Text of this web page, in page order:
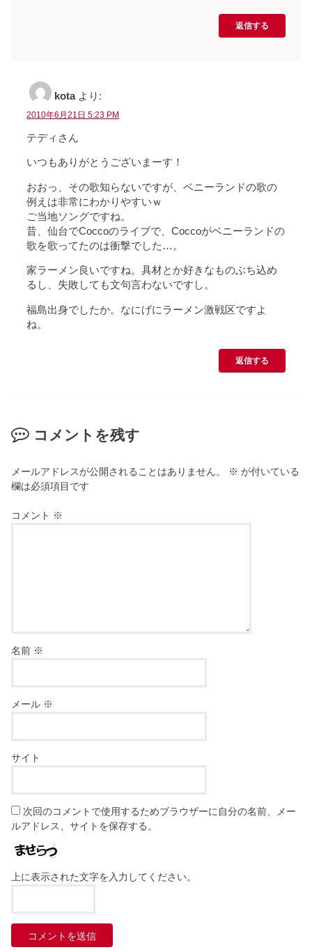
返信する
kota より:
2010年6月21日 5:23 PM
テディさん
いつもありがとうございまーす！
おおっ、その歌知らないですが、ベニーランドの歌の
例えは非常にわかりやすいｗ
ご当地ソングですね。
昔、仙台でCoccoのライブで、Coccoがベニーランドの
歌を歌ってたのは衝撃でした…。
家ラーメン良いですね。具材とか好きなものぶち込め
るし、失敗しても文句言わないですし。
福島出身でしたか。なにげにラーメン激戦区ですよ
ね。
返信する
コメントを残す
メールアドレスが公開されることはありません。 ※ が付いている
欄は必須項目です
コメント ※
名前 ※
メール ※
サイト
次回のコメントで使用するためブラウザーに自分の名前、メー
ルアドレス、サイトを保存する。
上に表示された文字を入力してください。